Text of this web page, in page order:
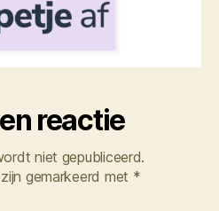
reactie
niet gepubliceerd.
gemarkeerd met *